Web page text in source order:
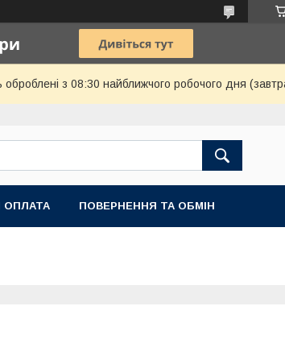
з 08:30 найближчого робочого дня
ОПЛАТА ПОВЕРНЕННЯ ТА ОБМІН